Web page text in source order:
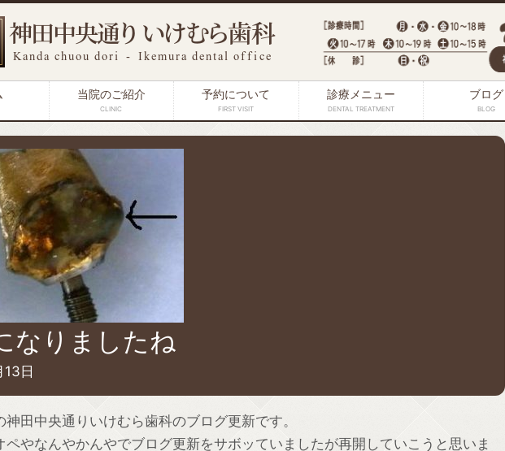
当院のご紹介
CLINIC
予約について
FIRST VISIT
診療メニュー
DENTAL TREATMENT
ブログ
BLOG
なりましたね
日
神田中央通りいけむら歯科のブログ更新です。
ペやなんやかんやでブログ更新をサボッていましたが再開していこうと思いま